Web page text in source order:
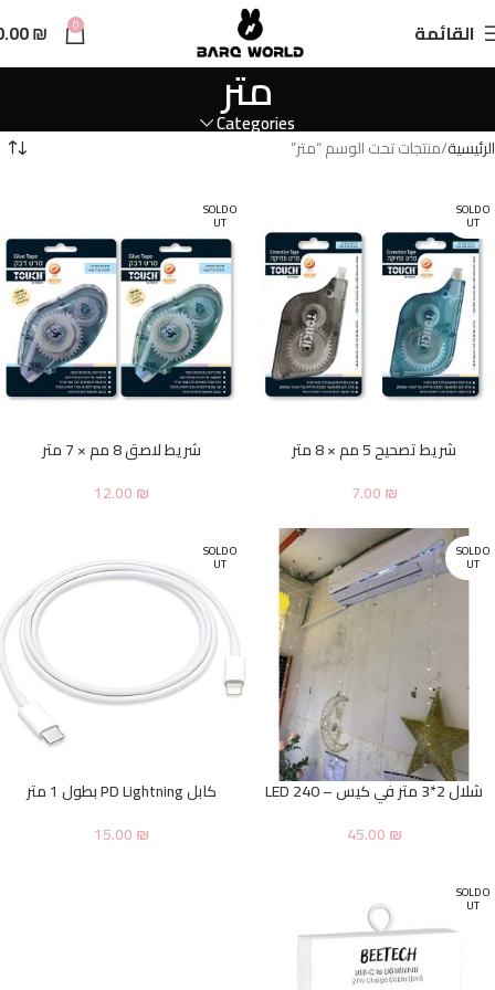
القائمة 0
₪
متر
Categories
الرئيسية منتجات تحت الوسم “متر”
SOLD O
UT
شريط تصحيح 5 مم × 8 متر
7.00₪
SOLD O
UT
شريط لاصق 8 مم × 7 متر
12.00₪
SOLD O
UT
شلال 2*3 متر في كيس – 240 LED
45.00₪
SOLD O
UT
كابل PD Lightning بطول 1 متر
15.00₪
SOLD O
UT